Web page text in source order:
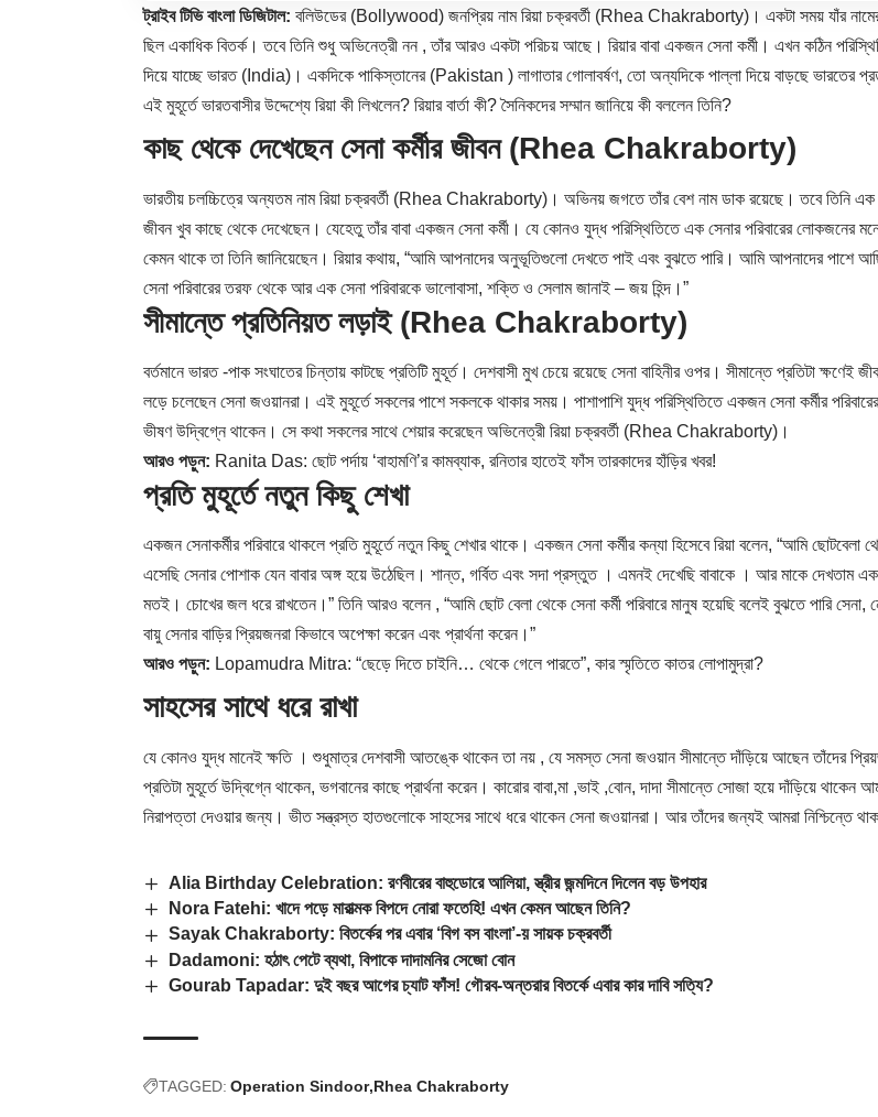
ট্রাইব টিভি বাংলা ডিজিটাল: বলিউডের (Bollywood) জনপ্রিয় নাম রিয়া চক্রবর্তী (Rhea Chakraborty)। একটা সময় যাঁর
ছিল একাধিক বিতর্ক। তবে তিনি শুধু অভিনেত্রী নন , তাঁর আরও একটা পরিচয় আছে। রিয়ার বাবা একজন সেনা কর্মী। এখন কঠিন
দিয়ে যাচ্ছে ভারত (India)। একদিকে পাকিস্তানের (Pakistan ) লাগাতার গোলাবর্ষণ, তো অন্যদিকে পাল্লা দিয়ে বাড়ছে ভারতের
এই মুহূর্তে ভারতবাসীর উদ্দেশ্যে রিয়া কী লিখলেন? রিয়ার বার্তা কী? সৈনিকদের সম্মান জানিয়ে কী বললেন তিনি?
কাছ থেকে দেখেছেন সেনা কর্মীর জীবন (Rhea Chakraborty)
ভারতীয় চলচ্চিত্রে অন্যতম নাম রিয়া চক্রবর্তী (Rhea Chakraborty)। অভিনয় জগতে তাঁর বেশ নাম ডাক রয়েছে। তবে তিনি এক
জীবন খুব কাছে থেকে দেখেছেন। যেহেতু তাঁর বাবা একজন সেনা কর্মী। যে কোনও যুদ্ধ পরিস্থিতিতে এক সেনার পরিবারের লোকজনের
কেমন থাকে তা তিনি জানিয়েছেন। রিয়ার কথায়, “আমি আপনাদের অনুভূতিগুলো দেখতে পাই এবং বুঝতে পারি। আমি আপনাদের পাশে
সেনা পরিবারের তরফ থেকে আর এক সেনা পরিবারকে ভালোবাসা, শক্তি ও সেলাম জানাই – জয় হিন্দ।”
সীমান্তে প্রতিনিয়ত লড়াই (Rhea Chakraborty)
বর্তমানে ভারত -পাক সংঘাতের চিন্তায় কাটছে প্রতিটি মুহূর্ত। দেশবাসী মুখ চেয়ে রয়েছে সেনা বাহিনীর ওপর। সীমান্তে প্রতিটা ক্ষণেই
লড়ে চলেছেন সেনা জওয়ানরা। এই মুহূর্তে সকলের পাশে সকলকে থাকার সময়। পাশাপাশি যুদ্ধ পরিস্থিতিতে একজন সেনা কর্মীর
ভীষণ উদ্বিগ্নে থাকেন। সে কথা সকলের সাথে শেয়ার করেছেন অভিনেত্রী রিয়া চক্রবর্তী (Rhea Chakraborty)।
আরও পড়ুন: Ranita Das: ছোট পর্দায় ‘বাহামণি’র কামব্যাক, রনিতার হাতেই ফাঁস তারকাদের হাঁড়ির খবর!
প্রতি মুহূর্তে নতুন কিছু শেখা
একজন সেনাকর্মীর পরিবারে থাকলে প্রতি মুহূর্তে নতুন কিছু শেখার থাকে। একজন সেনা কর্মীর কন্যা হিসেবে রিয়া বলেন, “আমি ছোটবেলা
এসেছি সেনার পোশাক যেন বাবার অঙ্গ হয়ে উঠেছিল। শান্ত, গর্বিত এবং সদা প্রস্তুত । এমনই দেখেছি বাবাকে । আর মাকে দেখতাম
মতই। চোখের জল ধরে রাখতেন।” তিনি আরও বলেন , “আমি ছোট বেলা থেকে সেনা কর্মী পরিবারে মানুষ হয়েছি বলেই বুঝতে পারি সেনা,
বায়ু সেনার বাড়ির প্রিয়জনরা কিভাবে অপেক্ষা করেন এবং প্রার্থনা করেন।”
আরও পড়ুন: Lopamudra Mitra: “ছেড়ে দিতে চাইনি… থেকে গেলে পারতে”, কার স্মৃতিতে কাতর লোপামুদ্রা?
সাহসের সাথে ধরে রাখা
যে কোনও যুদ্ধ মানেই ক্ষতি । শুধুমাত্র দেশবাসী আতঙ্কে থাকেন তা নয় , যে সমস্ত সেনা জওয়ান সীমান্তে দাঁড়িয়ে আছেন তাঁদের
প্রতিটা মুহূর্তে উদ্বিগ্নে থাকেন, ভগবানের কাছে প্রার্থনা করেন। কারোর বাবা,মা ,ভাই ,বোন, দাদা সীমান্তে সোজা হয়ে দাঁড়িয়ে থাকেন
নিরাপত্তা দেওয়ার জন্য। ভীত সন্ত্রস্ত হাতগুলোকে সাহসের সাথে ধরে থাকেন সেনা জওয়ানরা। আর তাঁদের জন্যই আমরা নিশ্চিন্তে
Alia Birthday Celebration: রণবীরের বাহুডোরে আলিয়া, স্ত্রীর জন্মদিনে দিলেন বড় উপহার
Nora Fatehi: খাদে পড়ে মারাত্মক বিপদে নোরা ফতেহি! এখন কেমন আছেন তিনি?
Sayak Chakraborty: বিতর্কের পর এবার ‘বিগ বস বাংলা’-য় সায়ক চক্রবর্তী
Dadamoni: হঠাৎ পেটে ব্যথা, বিপাকে দাদামনির সেজো বোন
Gourab Tapadar: দুই বছর আগের চ্যাট ফাঁস! গৌরব-অন্তরার বিতর্কে এবার কার দাবি সত্যি?
TAGGED: Operation Sindoor Rhea Chakraborty